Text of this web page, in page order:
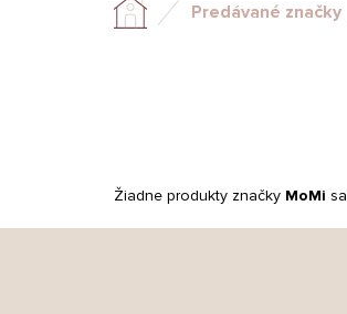
DomovPredávané značky
Žiadne produkty značky MoMi